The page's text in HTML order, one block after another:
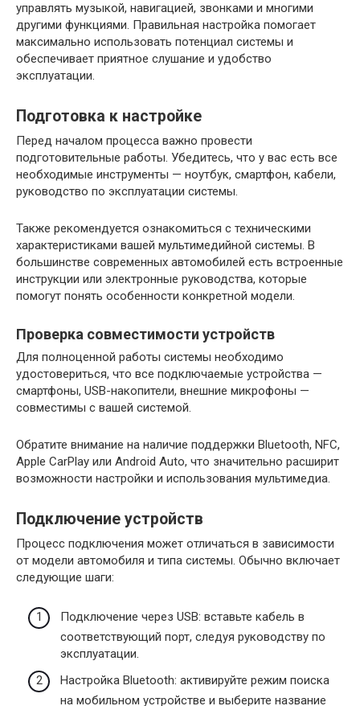
управлять музыкой, навигацией, звонками и многими
другими функциями. Правильная настройка помогает
максимально использовать потенциал системы и
обеспечивает приятное слушание и удобство
эксплуатации.
Подготовка к настройке
Перед началом процесса важно провести
подготовительные работы. Убедитесь, что у вас есть все
необходимые инструменты — ноутбук, смартфон, кабели,
руководство по эксплуатации системы.
Также рекомендуется ознакомиться с техническими
характеристиками вашей мультимедийной системы. В
большинстве современных автомобилей есть встроенные
инструкции или электронные руководства, которые
помогут понять особенности конкретной модели.
Проверка совместимости устройств
Для полноценной работы системы необходимо
удостовериться, что все подключаемые устройства —
смартфоны, USB-накопители, внешние микрофоны —
совместимы с вашей системой.
Обратите внимание на наличие поддержки Bluetooth, NFC,
Apple CarPlay или Android Auto, что значительно расширит
возможности настройки и использования мультимедиа.
Подключение устройств
Процесс подключения может отличаться в зависимости
от модели автомобиля и типа системы. Обычно включает
следующие шаги:
Подключение через USB: вставьте кабель в
соответствующий порт, следуя руководству по
эксплуатации.
Настройка Bluetooth: активируйте режим поиска
на мобильном устройстве и выберите название